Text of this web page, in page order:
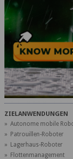
ZIELANWENDUNGEN
» Autonome mobile
» Patrouillen-Roboter
» Lagerhaus-Roboter
» Flottenmanagement